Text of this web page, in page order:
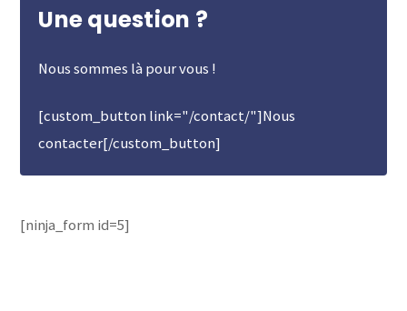
Une question ?
Nous sommes là pour vous !
[custom_button link="/contact/"]Nous
contacter[/custom_button]
[ninja_form id=5]